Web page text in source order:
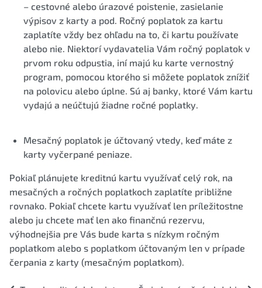
– cestovné alebo úrazové poistenie, zasielanie
výpisov z karty a pod. Ročný poplatok za kartu
zaplatíte vždy bez ohľadu na to, či kartu používate
alebo nie. Niektorí vydavatelia Vám ročný poplatok v
prvom roku odpustia, iní majú ku karte vernostný
program, pomocou ktorého si môžete poplatok znížiť
na polovicu alebo úplne. Sú aj banky, ktoré Vám kartu
vydajú a neúčtujú žiadne ročné poplatky.
Mesačný poplatok je účtovaný vtedy, keď máte z
karty vyčerpané peniaze.
Pokiaľ plánujete kreditnú kartu využívať celý rok, na
mesačných a ročných poplatkoch zaplatíte približne
rovnako. Pokiaľ chcete kartu využívať len príležitostne
alebo ju chcete mať len ako finančnú rezervu,
výhodnejšia pre Vás bude karta s nízkym ročným
poplatkom alebo s poplatkom účtovaným len v prípade
čerpania z karty (mesačným poplatkom).